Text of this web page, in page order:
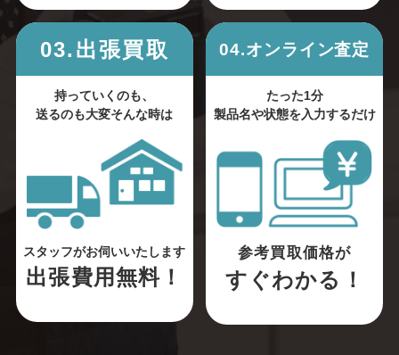
03.出張買取
持っていくのも、
送るのも大変そんな時は
スタッフがお伺いいたします
出張費用無料！
04.オンライン査定
たった1分
製品名や状態を入力するだけ
参考買取価格が
すぐわかる！